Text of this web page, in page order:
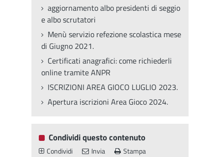
aggiornamento albo presidenti di seggio
e albo scrutatori
Menù servizio refezione scolastica mese
di Giugno 2021.
Certificati anagrafici: come richiederli
online tramite ANPR
ISCRIZIONI AREA GIOCO LUGLIO 2023.
Apertura iscrizioni Area Gioco 2024.
Condividi questo contenuto
Condividi Invia Stampa